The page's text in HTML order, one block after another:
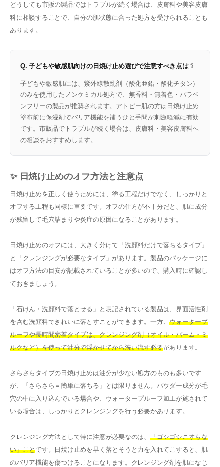
どうしても市販の製品ではトラブルが続く場合は、皮膚科や美容皮膚
科に相談することで、自分の肌状態に合った処方を受けられることも
あります。
Q. 子どもや敏感肌向けの日焼け止め選びで注意すべき点は？
子どもや敏感肌には、紫外線散乱剤（酸化亜鉛・酸化チタン）
のみを使用したノンケミカル処方で、無香料・無着色・パラベ
ンフリーの製品が推奨されます。アトピー肌の方は日焼け止め
塗布前に保湿剤でバリア機能を補うひと手間が刺激軽減に有効
です。市販品でトラブルが続く場合は、皮膚科・美容皮膚科へ
の相談をおすすめします。
✨ 日焼け止めのオフ方法と注意点
日焼け止めを正しく使うためには、塗る工程だけでなく、しっかりと
オフする工程も同様に重要です。オフの仕方が不十分だと、肌に成分
が残留して毛穴詰まりや炎症の原因になることがあります。
日焼け止めのオフには、大きく分けて「洗顔料だけで落ちるタイプ」
と「クレンジングが必要なタイプ」があります。製品のパッケージに
はオフ方法の目安が記載されていることが多いので、購入時に確認し
ておきましょう。
「石けん・洗顔料で落とせる」と表記されている製品は、界面活性剤
を含む洗顔料できれいに落とすことができます。一方、 ウォータープ
ルーフや長時間密着タイプは、クレンジング剤（オイル・バーム・ミ
ルクなど）を使って油分で浮かせてから洗い流す必要があります。
さらさらタイプの日焼け止めは油分が少ない処方のものも多いです
が、「さらさら＝簡単に落ちる」とは限りません。パウダー成分が毛
穴の中に入り込んでいる場合や、ウォータープルーフ加工が施されて
いる場合は、しっかりとクレンジングを行う必要があります。
クレンジング方法として特に注意が必要なのは、 「ゴシゴシこすらな
い」ことです。日焼け止めを早く落とそうと力を入れてこすると、肌
のバリア機能を傷つけることになります。クレンジング剤を肌になじ